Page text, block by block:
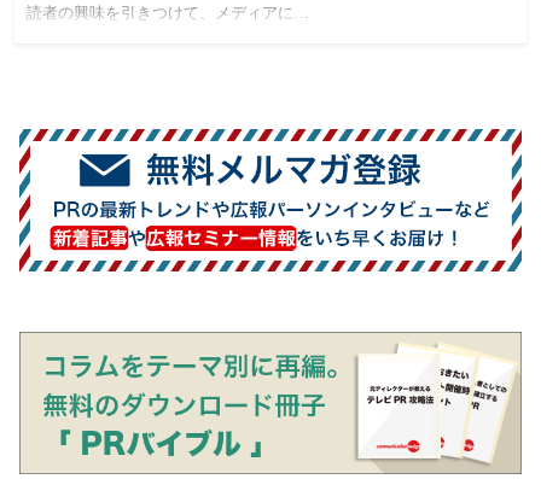
読者の興味を引きつけて、メディアに…